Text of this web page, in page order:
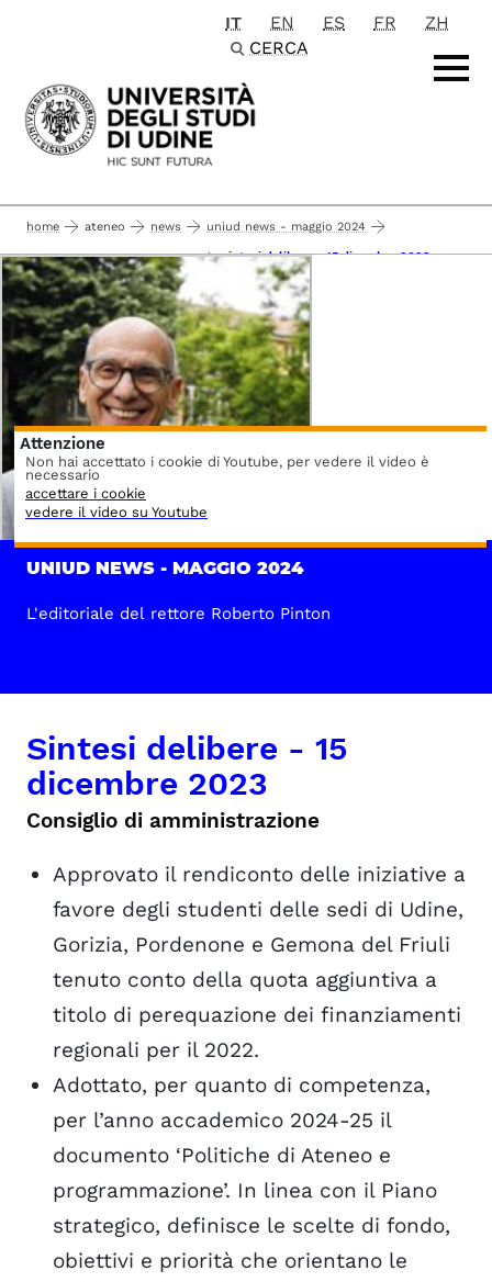
Passa al contenuto principale
IT EN ES FR
ZH
CERCA
home ateneo news uniud news - maggio 2024
consiglio di amministrazione sintesi delibere - 15 dicembre 2023
UNIUD NEWS - MAGGIO 2024
L'editoriale del rettore Roberto Pinton
Attenzione
Non hai accettato i cookie di Youtube, per vedere il video è
necessario
accettare i cookie
vedere il video su Youtube
Sintesi delibere - 15
dicembre 2023
Consiglio di amministrazione
Approvato il rendiconto delle iniziative a
favore degli studenti delle sedi di Udine,
Gorizia, Pordenone e Gemona del Friuli
tenuto conto della quota aggiuntiva a
titolo di perequazione dei finanziamenti
regionali per il 2022.
Adottato, per quanto di competenza,
per l’anno accademico 2024-25 il
documento ‘Politiche di Ateneo e
programmazione’. In linea con il Piano
strategico, definisce le scelte di fondo,
obiettivi e priorità che orientano le